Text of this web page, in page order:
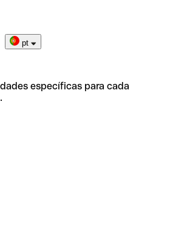
pt
específicas para cada